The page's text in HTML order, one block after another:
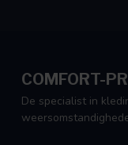
COMFORT-
De specialist in